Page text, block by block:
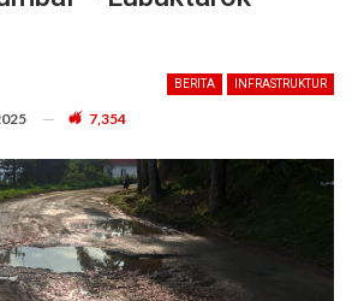
BERITA INFRASTRUKTUR
7,354